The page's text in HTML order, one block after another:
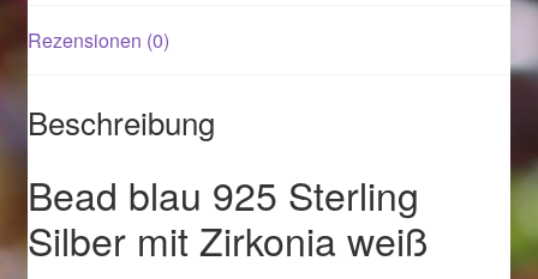
Mein Konto
Logout
Ostergeschenke finden für Ostern 2015
Rezensionen (0)
Beschreibung
Bead blau 925 Sterling
Silber mit Zirkonia weiß